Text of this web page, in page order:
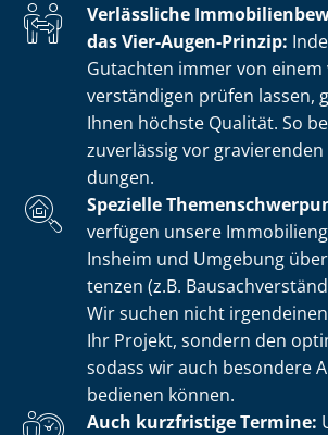
Verlässliche
das Vier-Augen-Prinzip:
Gutachten immer von
ver­stän­di­gen prüfen lassen,
Ihnen höchste Qualität. So
zuverlässig vor
dun­gen.
Spezielle
verfügen unsere
Insheim und Umgebung
ten­zen (z.B.
Wir suchen nicht
Ihr Projekt, sondern den
sodass wir auch besondere
bedienen können.
Auch kurzfristige Termine: